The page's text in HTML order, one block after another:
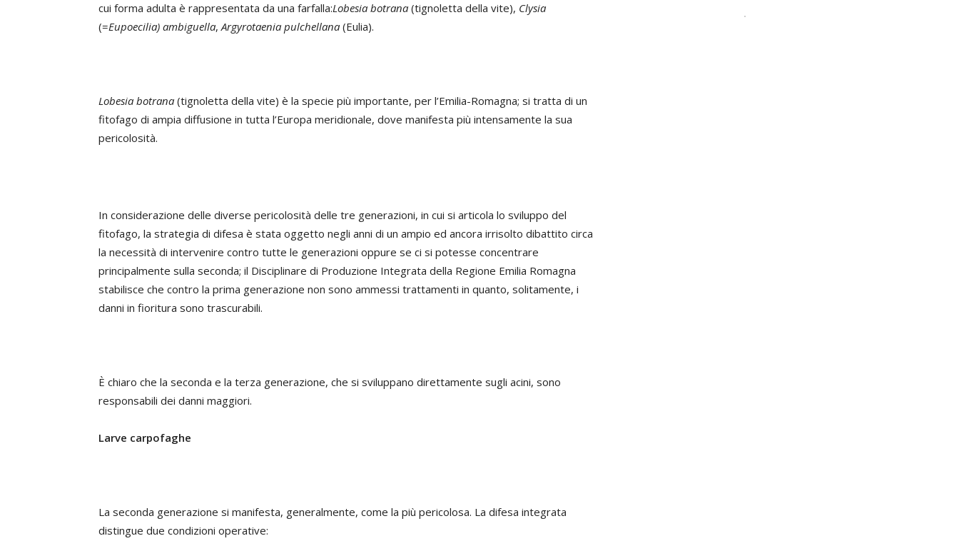
cui forma adulta è rappresentata da una farfalla:Lobesia botrana (tignoletta della vite), Clysia
(=Eupoecilia) ambiguella,Argyrotaenia pulchellana (Eulia).
Lobesia botrana (tignoletta della vite) è la specie più importante, per l’Emilia-Romagna; si tratta di un
fitofago di ampia diffusione in tutta l’Europa meridionale, dove manifesta più intensamente la sua
pericolosità.
In considerazione delle diverse pericolosità delle tre generazioni, in cui si articola lo sviluppo del
fitofago, la strategia di difesa è stata oggetto negli anni di un ampio ed ancora irrisolto dibattito circa
la necessità di intervenire contro tutte le generazioni oppure se ci si potesse concentrare
principalmente sulla seconda; il Disciplinare di Produzione Integrata della Regione Emilia Romagna
stabilisce che contro la prima generazione non sono ammessi trattamenti in quanto, solitamente, i
danni in fioritura sono trascurabili.
È chiaro che la seconda e la terza generazione, che si sviluppano direttamente sugli acini, sono
responsabili dei danni maggiori.
Larve carpofaghe
La seconda generazione si manifesta, generalmente, come la più pericolosa. La difesa integrata
distingue due condizioni operative: